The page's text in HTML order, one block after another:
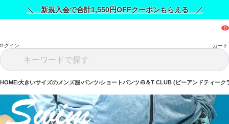
＼ 新規入会で合計1,550円OFFクーポンもらえる ／
グイン カート
HOME 大きいサイズのメンズ服 パンツ ショートパンツ B＆T CLUB (ビーアンドティーク